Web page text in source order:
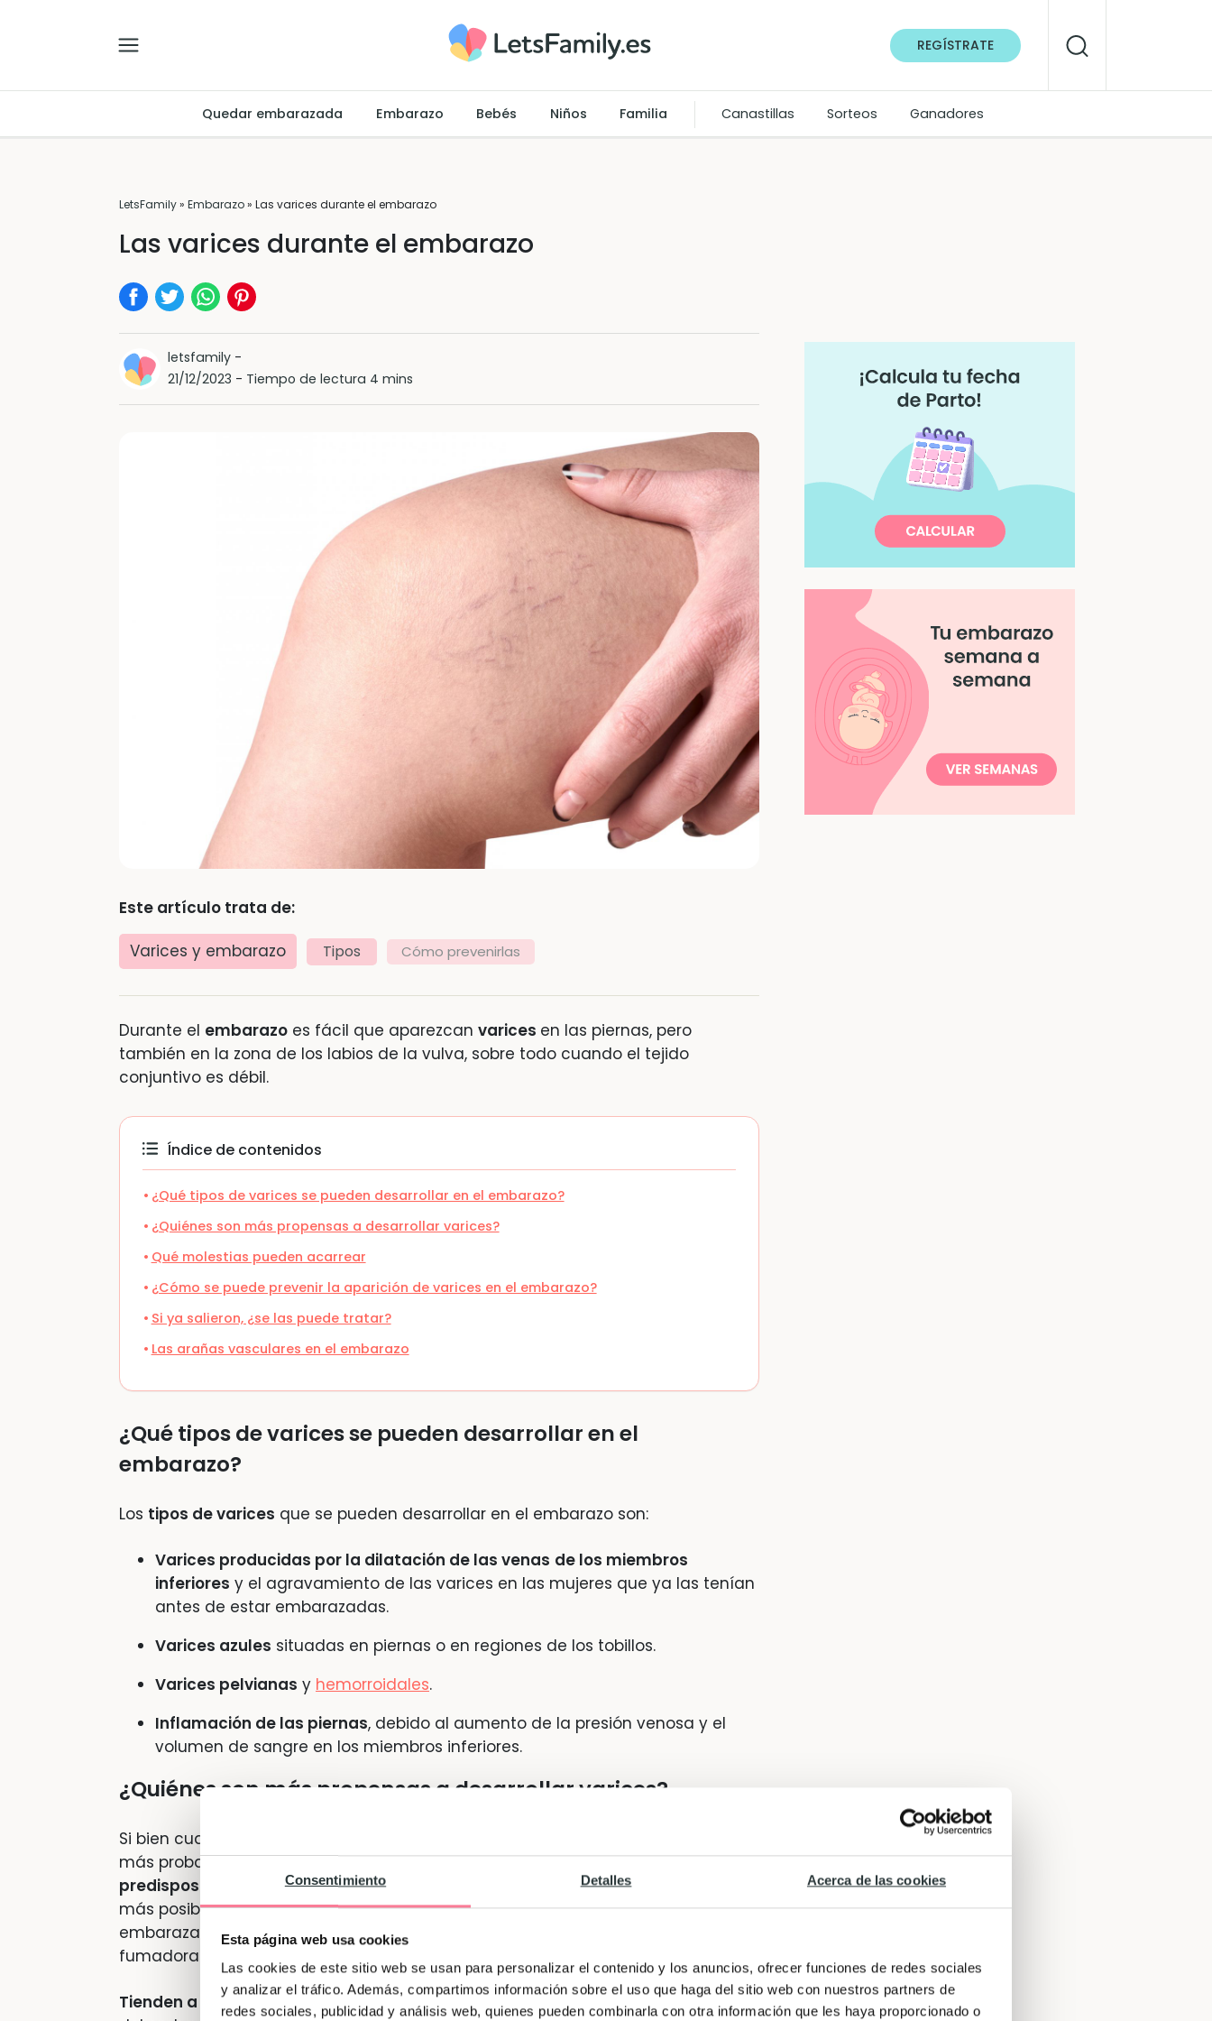
Consentimiento Detalles Acerca de las cookies
Esta página web usa cookies
Las cookies de este sitio web se usan para personalizar el contenido y los anuncios, ofrecer funciones de redes sociales
y analizar el tráfico. Además, compartimos información sobre el uso que haga del sitio web con nuestros partners de
redes sociales, publicidad y análisis web, quienes pueden combinarla con otra información que les haya proporcionado o
REGÍSTRATE
Quedar embarazada Embarazo Bebés Niños Familia Canastillas Sorteos Ganadores
LetsFamily» Embarazo» Las varices durante el embarazo
Las varices durante el embarazo
letsfamily -
21/12/2023 - Tiempo de lectura 4 mins
Este artículo trata de:
Varices y embarazo
Tipos Cómo prevenirlas
Durante el embarazo es fácil que aparezcan varices en las piernas, pero
también en la zona de los labios de la vulva, sobre todo cuando el tejido
conjuntivo es débil.
Índice de contenidos
¿Qué tipos de varices se pueden desarrollar en el embarazo?
¿Quiénes son más propensas a desarrollar varices?
Qué molestias pueden acarrear
¿Cómo se puede prevenir la aparición de varices en el embarazo?
Si ya salieron, ¿se las puede tratar?
Las arañas vasculares en el embarazo
¿Qué tipos de varices se pueden desarrollar en el
embarazo?
Los tipos de varices que se pueden desarrollar en el embarazo son:
Varices producidas por la dilatación de las venas de los miembros
inferiores y el agravamiento de las varices en las mujeres que ya las tenían
antes de estar embarazadas.
Varices azules situadas en piernas o en regiones de los tobillos.
Varices pelvianas y hemorroidales.
Inflamación de las piernas, debido al aumento de la presión venosa y el
volumen de sangre en los miembros inferiores.
¿Quiénes son más propensas a desarrollar varices?
Si bien cualquier mujer puede sufrir
más probable que la condición empeore en aquellas que ya las padecen. Existe
predisposición genética a padecer varices
, así que si tu madre las padeció es
más posible que a ti también te toque.También es más frecuente en
embarazadas con sobrepeso, enmujeres que esperan más de un bebé
fumadoras y en quienes ya han padecido
Tienden a mejorar después de dar a luz, particularmente si no las tenías antes